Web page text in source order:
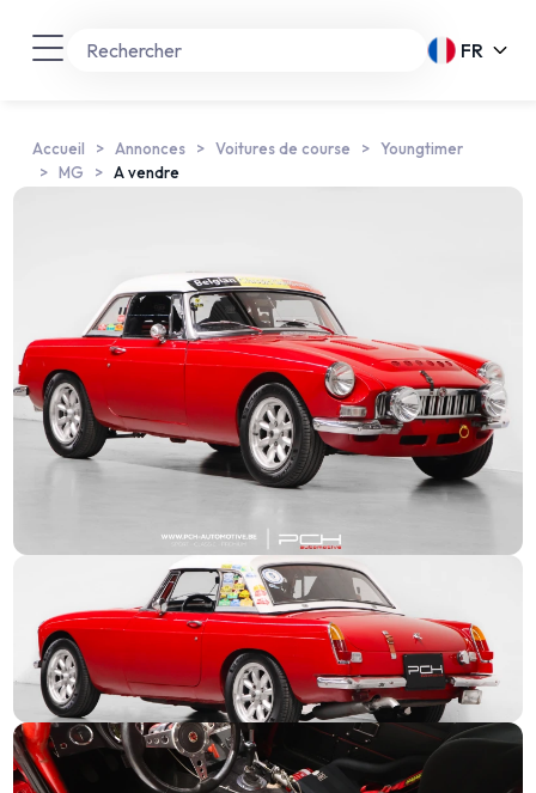
FR
Accueil Annonces Voitures de course
Youngtimer
MG
A vendre